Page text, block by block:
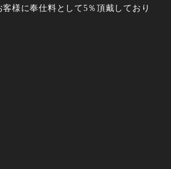
客様に奉仕料として5％頂戴しており